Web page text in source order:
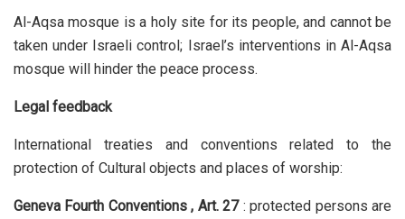
Al-Aqsa mosque is a holy site for its people, and cannot be
taken under Israeli control; Israel’s interventions in Al-Aqsa
mosque will hinder the peace process.
Legal feedback
International treaties and conventions related to the
protection of Cultural objects and places of worship:
Geneva Fourth Conventions , Art. 27: protected persons are